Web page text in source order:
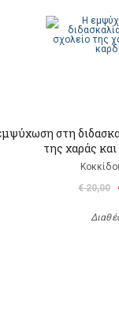
στη
της χαράς
€ 20,00